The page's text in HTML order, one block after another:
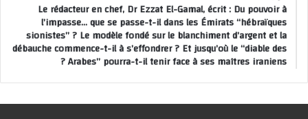
Le rédacteur en chef, Dr Ezzat El-Gamal, écrit : Du pouvoir à
l’impasse… que se passe-t-il dans les Émirats “hébraïques
sionistes” ? Le modèle fondé sur le blanchiment d’argent et la
débauche commence-t-il à s’effondrer ? Et jusqu’où le “diable des
Arabes” pourra-t-il tenir face à ses maîtres iraniens ?